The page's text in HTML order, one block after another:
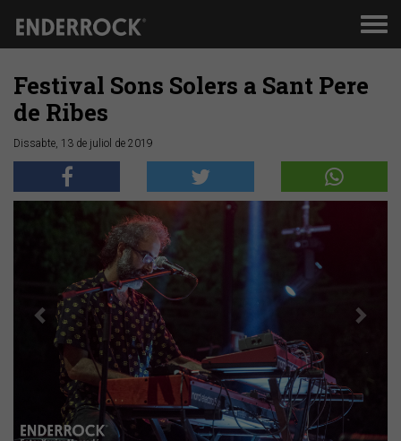
Festival Sons Solers a Sant Pere
de Ribes
Dissabte, 13 de juliol de 2019
Anterior